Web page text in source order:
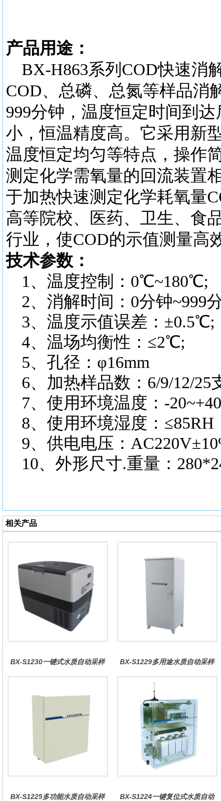
产品用途：
BX-H863系列COD快速消
COD、总磷、总氮等样品消
999分钟，温度恒定时间到
小，恒温精度高。它采用新
温度恒定均匀等特点，操作
测定化学需氧量的回流装置
于加热快速测定化学耗氧量
高等院校、医药、卫生、食
行业，使COD的示值测量高
技术参数：
1、温度控制：0℃~180℃;
2、消解时间：0分钟~999
3、温度示值误差：±0.5℃;
4、温场均衡性：≤2℃;
5、孔径：φ16mm
6、加热样品数：6/9/12/25
7、使用环境温度：-
8、使用环境湿度：≤85RH
9、供电电压：
10、外形尺寸.重量：
相关产品
BX-S1230一键式水质自动采样
BX-S1229多用途水质自动采样
BX-S1225多功能水质自动采样
BX-S1224一键复位式水质自动